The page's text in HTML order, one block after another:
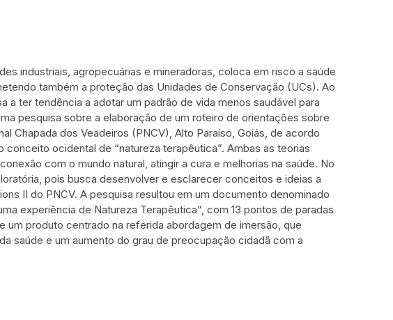
industriais, agropecuárias e mineradoras, coloca em risco a saúde
também a proteção das Unidades de Conservação (UCs). Ao
a ter tendência a adotar um padrão de vida menos saudável para
pesquisa sobre a elaboração de um roteiro de orientações sobre
Chapada dos Veadeiros (PNCV), Alto Paraíso, Goiás, de acordo
ocidental de “natureza terapêutica”. Ambas as teorias
com o mundo natural, atingir a cura e melhorias na saúde. No
pois busca desenvolver e esclarecer conceitos e ideias a
II do PNCV. A pesquisa resultou em um documento denominado
experiência de Natureza Terapêutica”, com 13 pontos de paradas
produto centrado na referida abordagem de imersão, que
saúde e um aumento do grau de preocupação cidadã com a